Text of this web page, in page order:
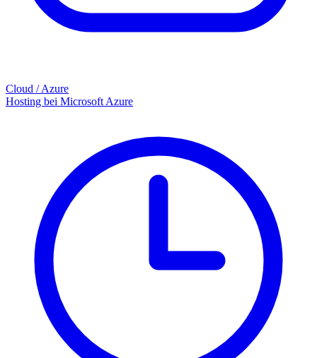
Cloud / Azure
Hosting bei Microsoft Azure